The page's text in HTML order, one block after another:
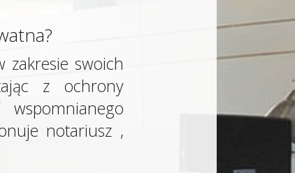
zakresie swoich
z ochrony
notariusz ,